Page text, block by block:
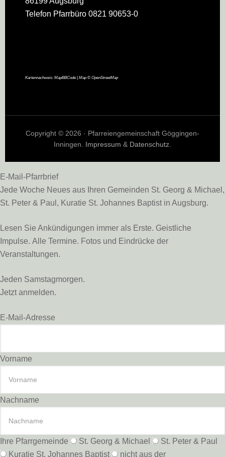
Telefon Pfarrbüro 0821 90653-0
Kartennachweis: MapBBCode| Map © OpenStreetMap
Copyright © 2026 · Pfarreiengemeinschaft Göggingen-
Inningen. Impressum & Datenschutz.
E-Mail-Pfarrbrief
Jede Woche Neues aus Ihren Gemeinden St. Georg & Michael,
St. Peter & Paul, Kuratie St. Johannes Baptist in Augsburg.
Lesen Sie Ankündigungen immer als Erste. Geistliche
Impulse. Alle Termine. Fotos und Eindrücke der
Veranstaltungen.
Jeden Samstagmorgen.
Jetzt anmelden.
E-Mail-Adresse
Vorname
Nachname
Ihre Pfarrgemeinde St. Georg & Michael
St. Peter & Paul
Kuratie St. Johannes Baptist
nicht aus der